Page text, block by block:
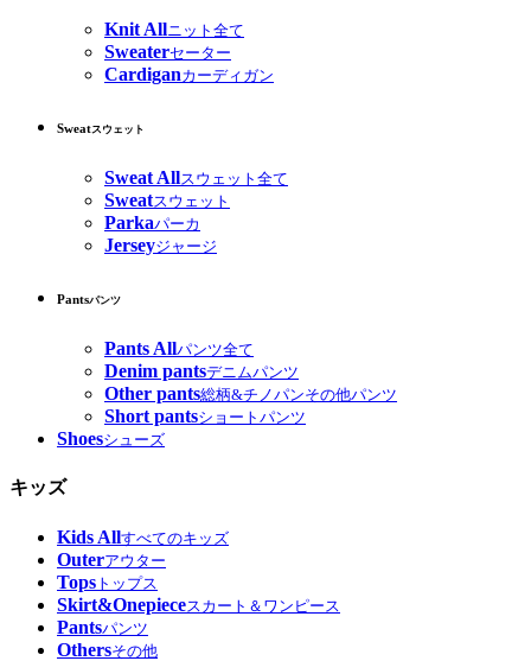
Knit Allニット全て
Sweaterセーター
Cardiganカーディガン
Sweatスウェット
Sweat Allスウェット全て
Sweatスウェット
Parkaパーカ
Jerseyジャージ
Pantsパンツ
Pants Allパンツ全て
Denim pantsデニムパンツ
Other pants総柄&チノパンその他パンツ
Short pantsショートパンツ
Shoesシューズ
キッズ
Kids Allすべてのキッズ
Outerアウター
Tops トップス
Skirt&Onepieceスカート＆ワンピース
Pantsパンツ
Othersその他